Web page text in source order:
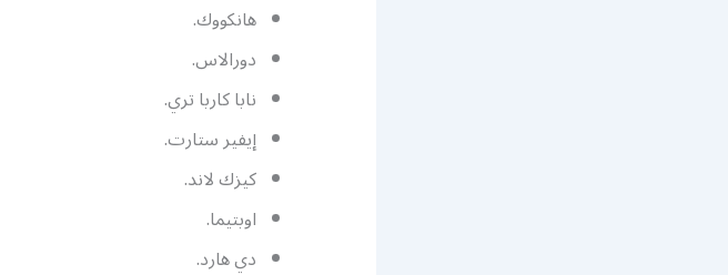
هانكووك.
دورالاس.
نابا كاربا تري.
إيفير ستارت.
كيزك لاند.
اوبتيما.
دي هارد.